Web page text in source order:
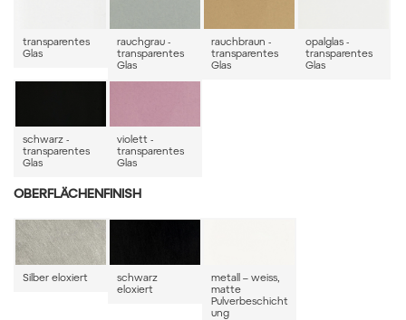
transparentes
Glas
rauchgrau -
transparentes
Glas
rauchbraun -
transparentes
Glas
opalglas -
transparentes
Glas
schwarz -
transparentes
Glas
violett -
transparentes
Glas
OBERFLÄCHENFINISH
Silber eloxiert
schwarz
eloxiert
metall – weiss,
matte
Pulverbeschicht
ung